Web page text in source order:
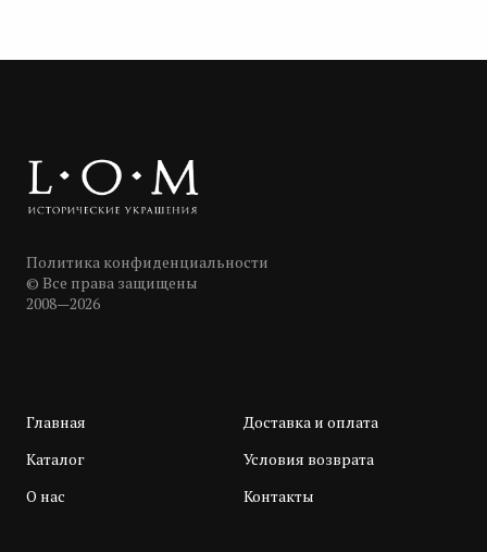
Политика конфиденциальности
© Все права защищены
2008—2026
Главная
Каталог
О нас
Доставка и оплата
Условия возврата
Контакты